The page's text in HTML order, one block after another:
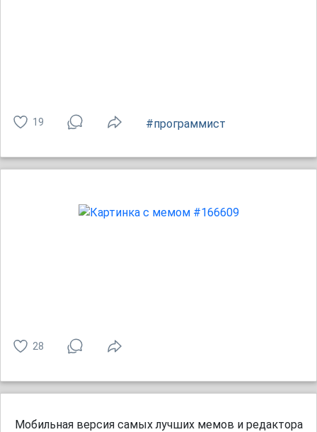
19 #программист
28
Мобильная версия самых лучших мемов и редактора